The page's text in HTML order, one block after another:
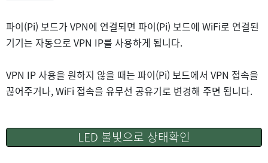
파이(Pi) 보드가 VPN에 연결되면 파이(Pi) 보드에 WiFi로 연결된
기기는 자동으로 VPN IP를 사용하게 됩니다.
VPN IP 사용을 원하지 않을 때는 파이(Pi) 보드에서 VPN 접속을
끊어주거나, WiFi 접속을 유무선 공유기로 변경해 주면 됩니다.
LED 불빛으로 상태확인